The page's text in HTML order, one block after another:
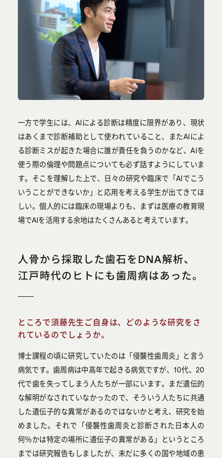
一方で学生には、AIによる診断は精度に限界があり、現状
はあくまで診断補助として使われていること、またAIによ
る診断ミスが起きた場合に誰が責任を負うのかなど、AIを
使う際の倫理や問題点についても必ず話すようにしていま
す。そこを理解した上で、日々の研究や臨床で「AIでこう
いうことができないか」と応用を考える学生が出てきてほ
しい。個人的には臨床の現場よりも、まずは医療の教育現
場でAIを活用する余地はたくさんあると考えています。
人骨から採取した歯石をDNA解析、
江戸時代のヒトにも歯周病はあった。
ところで須藤先生ご自身は、どのような研究をさ
れているのでしょうか。
博士課程の頃に研究していたのは「侵襲性歯周炎」と言う
病気です。歯周病は中高年で起きる病気ですが、10代、20
代で歯を失ってしまう人たちが一部にいます。まだ遺伝的
な解明がなされていなかったので、そういう人たちに共通
した遺伝子的な異常があるのではないかと考え、研究を始
めました。それで「侵襲性歯周炎と診断された日本人の
何％かは特定の場所に遺伝子の異常がある」というところ
までは研究報告もしましたが、未だに多くの国や地域の患